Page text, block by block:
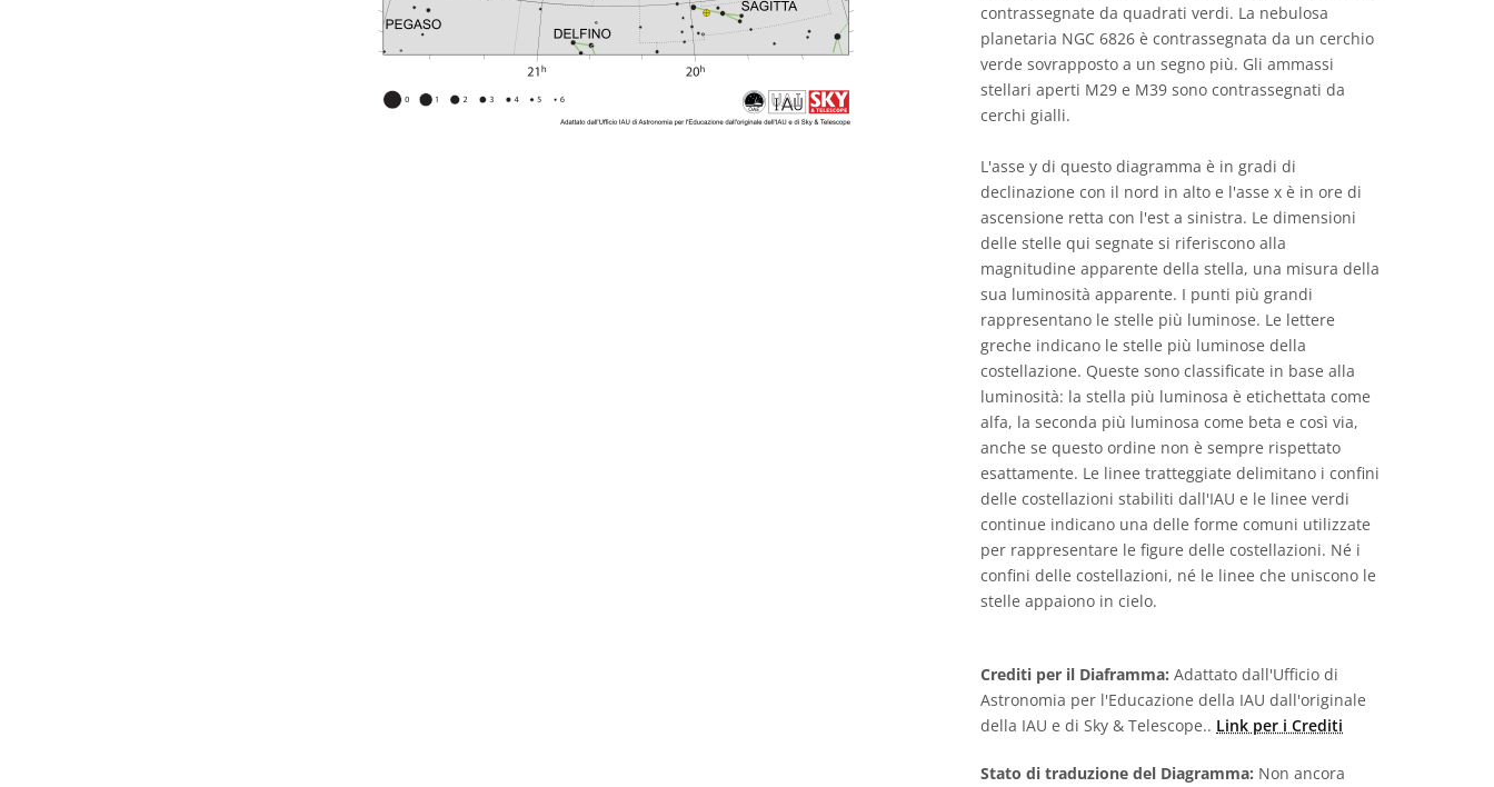
contrassegnate da quadrati verdi. La nebulosa
planetaria NGC 6826 è contrassegnata da un cerchio
verde sovrapposto a un segno più. Gli ammassi
stellari aperti M29 e M39 sono contrassegnati da
cerchi gialli.
L'asse y di questo diagramma è in gradi di
declinazione con il nord in alto e l'asse x è in ore di
ascensione retta con l'est a sinistra. Le dimensioni
delle stelle qui segnate si riferiscono alla
magnitudine apparente della stella, una misura della
sua luminosità apparente. I punti più grandi
rappresentano le stelle più luminose. Le lettere
greche indicano le stelle più luminose della
costellazione. Queste sono classificate in base alla
luminosità: la stella più luminosa è etichettata come
alfa, la seconda più luminosa come beta e così via,
anche se questo ordine non è sempre rispettato
esattamente. Le linee tratteggiate delimitano i confini
delle costellazioni stabiliti dall'IAU e le linee verdi
continue indicano una delle forme comuni utilizzate
per rappresentare le figure delle costellazioni. Né i
confini delle costellazioni, né le linee che uniscono le
stelle appaiono in cielo.
Crediti per il Diaframma: Adattato dall'Ufficio di
Astronomia per l'Educazione della IAU dall'originale
della IAU e di Sky & Telescope.. Link per i Crediti
Stato di traduzione del Diagramma: Non ancora